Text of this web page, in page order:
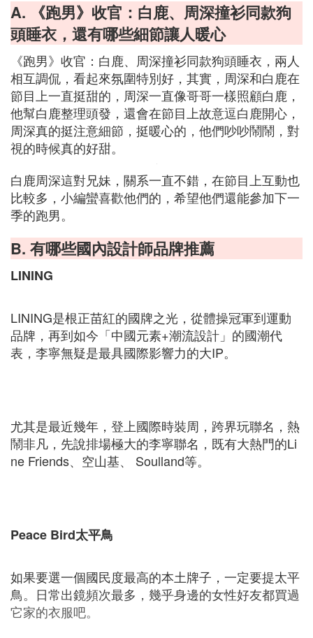
A. 《跑男》收官：白鹿、周深撞衫同款狗
頭睡衣，還有哪些細節讓人暖心
《跑男》收官：白鹿、周深撞衫同款狗頭睡衣，兩人
相互調侃，看起來氛圍特別好，其實，周深和白鹿在
節目上一直挺甜的，周深一直像哥哥一樣照顧白鹿，
他幫白鹿整理頭發，還會在節目上故意逗白鹿開心，
周深真的挺注意細節，挺暖心的，他們吵吵鬧鬧，對
視的時候真的好甜。
白鹿周深這對兄妹，關系一直不錯，在節目上互動也
比較多，小編蠻喜歡他們的，希望他們還能參加下一
季的跑男。
B. 有哪些國內設計師品牌推薦
LINING
LINING是根正苗紅的國牌之光，從體操冠軍到運動
品牌，再到如今「中國元素+潮流設計」的國潮代
表，李寧無疑是最具國際影響力的大IP。
尤其是最近幾年，登上國際時裝周，跨界玩聯名，熱
鬧非凡，先說排場極大的李寧聯名，既有大熱門的Li
ne Friends、空山基、 Soulland等。
Peace Bird太平鳥
如果要選一個國民度最高的本土牌子，一定要提太平
鳥。日常出鏡頻次最多，幾乎身邊的女性好友都買過
它家的衣服吧。